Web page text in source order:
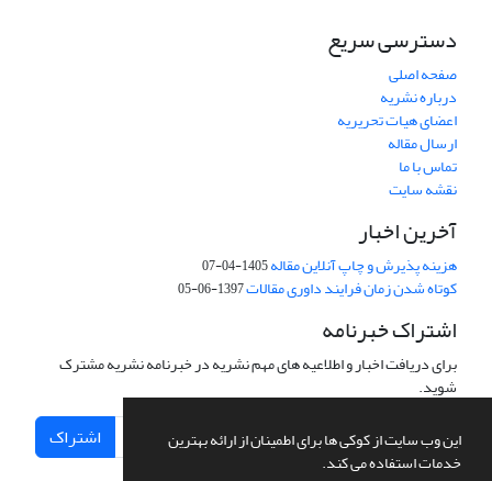
این وب سایت از کوکی ها برای اطمینان از ارائه بهترین
خدمات استفاده می کند.
دسترسی سریع
صفحه اصلی
درباره نشریه
اعضای هیات تحریریه
ارسال مقاله
تماس با ما
نقشه سایت
آخرین اخبار
هزینه پذیرش و چاپ آنلاین مقاله1405-04-07
کوتاه شدن زمان فرایند داوری مقالات1397-06-05
اشتراک خبرنامه
برای دریافت اخبار و اطلاعیه های مهم نشریه در خبرنامه نشریه مشترک
شوید.
اشتراک